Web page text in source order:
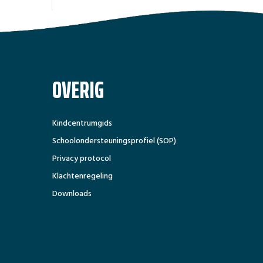
OVERIG
Kindcentrumgids
Schoolondersteuningsprofiel (SOP)
Privacy protocol
Klachtenregeling
Downloads